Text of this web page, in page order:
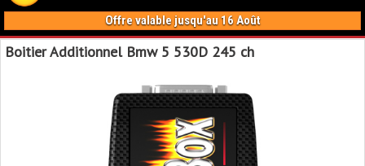
Offre valable jusqu'au 16 Août
Boitier Additionnel Bmw 5 530D 245 ch